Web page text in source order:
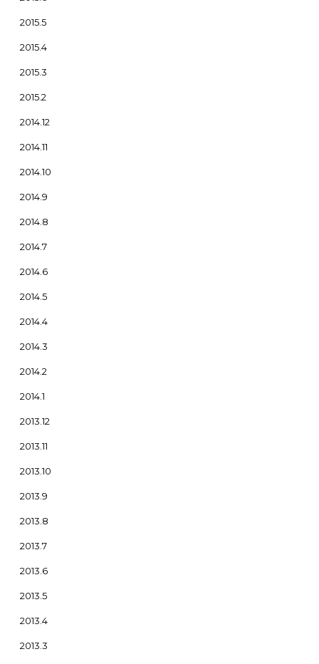
2015.5
2015.4
2015.3
2015.2
2014.12
2014.11
2014.10
2014.9
2014.8
2014.7
2014.6
2014.5
2014.4
2014.3
2014.2
2014.1
2013.12
2013.11
2013.10
2013.9
2013.8
2013.7
2013.6
2013.5
2013.4
2013.3